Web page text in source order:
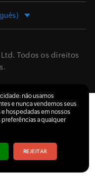
Todos os direitos
não usamos
e nunca vendemos seus
hospedadas em nossos
preferências a qualquer
REJEITAR